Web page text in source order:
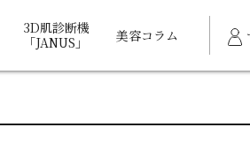
3D肌診断機
「JANUS」
美容コラム